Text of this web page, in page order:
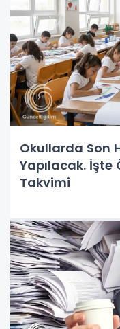
Okullarda Son
Yapılacak. İşte
Takvimi